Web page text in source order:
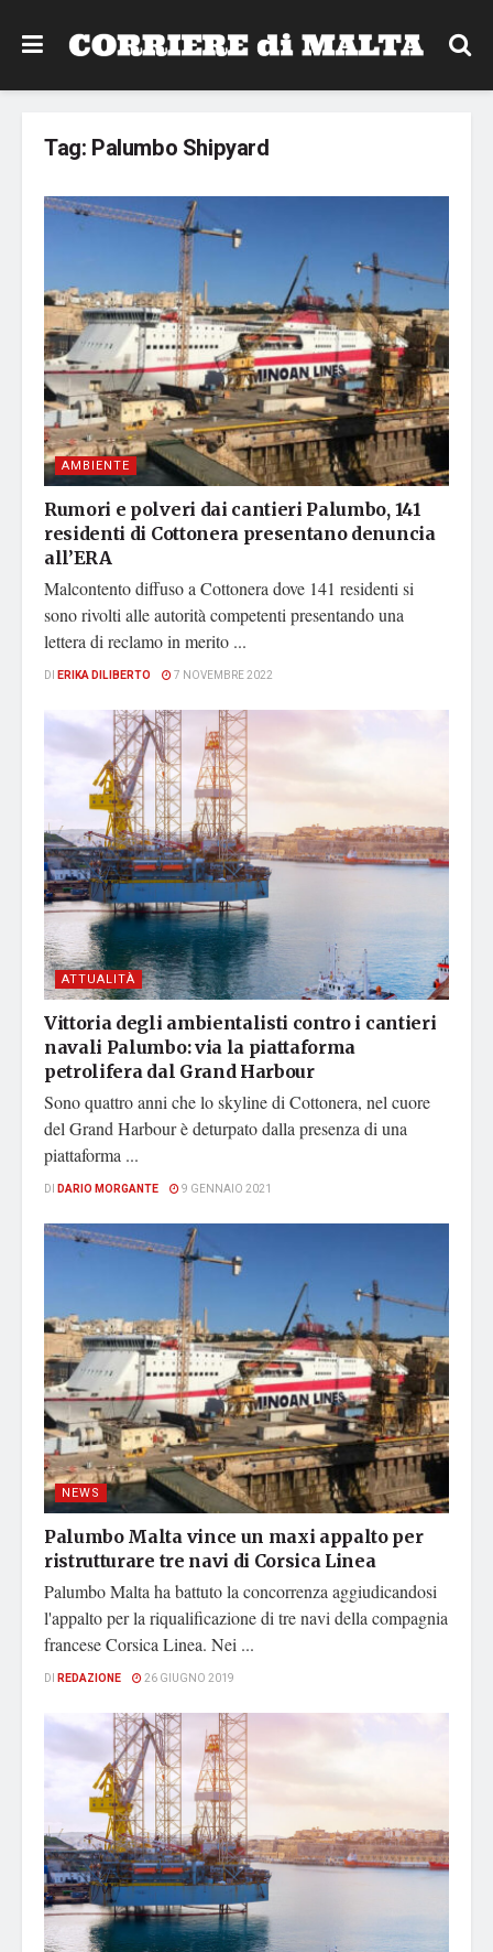
Tag: Palumbo Shipyard
AMBIENTE
Rumori e polveri dai cantieri Palumbo, 141
residenti di Cottonera presentano denuncia
all’ERA
Malcontento diffuso a Cottonera dove 141 residenti si
sono rivolti alle autorità competenti presentando una
lettera di reclamo in merito ...
DI ERIKA DILIBERTO 7 NOVEMBRE 2022
ATTUALITÀ
Vittoria degli ambientalisti contro i cantieri
navali Palumbo: via la piattaforma
petrolifera dal Grand Harbour
Sono quattro anni che lo skyline di Cottonera, nel cuore
del Grand Harbour è deturpato dalla presenza di una
piattaforma ...
DI DARIO MORGANTE 9 GENNAIO 2021
NEWS
Palumbo Malta vince un maxi appalto per
ristrutturare tre navi di Corsica Linea
Palumbo Malta ha battuto la concorrenza aggiudicandosi
l'appalto per la riqualificazione di tre navi della compagnia
francese Corsica Linea. Nei ...
DI REDAZIONE 26 GIUGNO 2019